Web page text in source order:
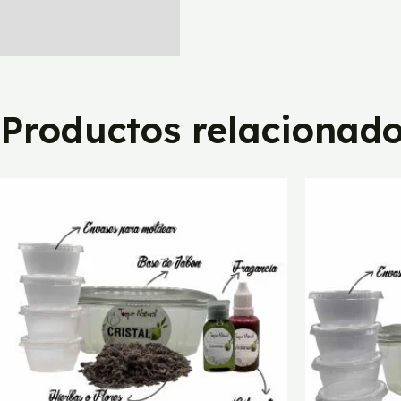
Productos